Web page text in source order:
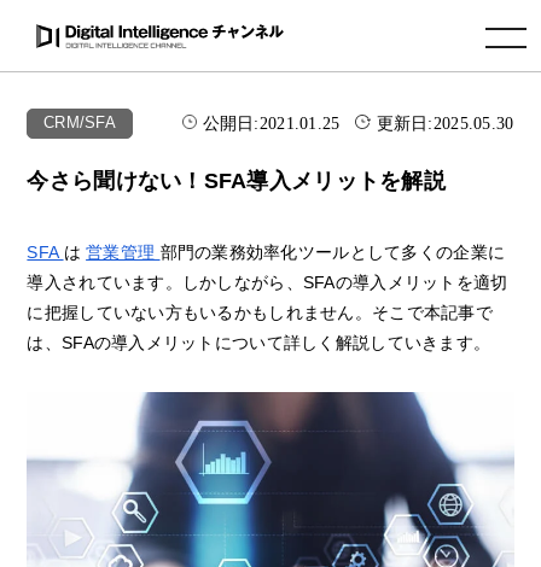
toggle navigation
CRM/SFA 公開日:2021.01.25 更新日:2025.05.30
今さら聞けない！SFA導入メリットを解説
SFA は営業管理 部門の業務効率化ツールとして多くの企業に
導入されています。しかしながら、SFAの導入メリットを適切
に把握していない方もいるかもしれません。そこで本記事で
は、SFAの導入メリットについて詳しく解説していきます。